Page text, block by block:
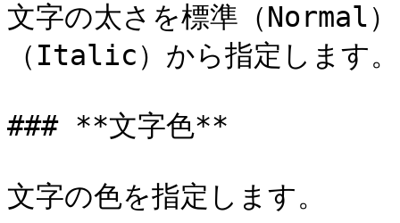
文字の太さを標準（Normal
（Italic）から指定します。
### **文字色**
文字の色を指定します。